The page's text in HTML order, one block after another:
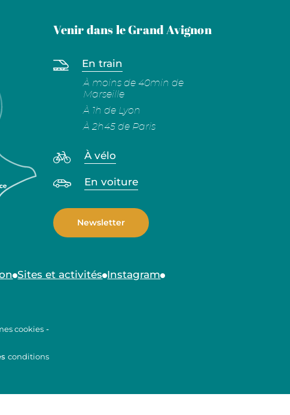
Venir dans le Grand Avignon
En train
À moins de 40min de
Marseille
À 1h de Lyon
À 2h45 de Paris
À vélo
En voiture
Newsletter
Sites et activités Instagram
cookies -
conditions